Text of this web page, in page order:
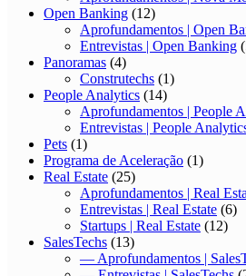
Open Banking (12)
Aprofundamentos | Open
Entrevistas | Open Banking
Panoramas (4)
Construtechs (1)
People Analytics (14)
Aprofundamentos | People
Entrevistas | People
Pets (1)
Programa de Aceleração (1)
Real Estate (25)
Aprofundamentos | Real
Entrevistas | Real Estate (6)
Startups | Real Estate (12)
SalesTechs (13)
— Aprofundamentos |